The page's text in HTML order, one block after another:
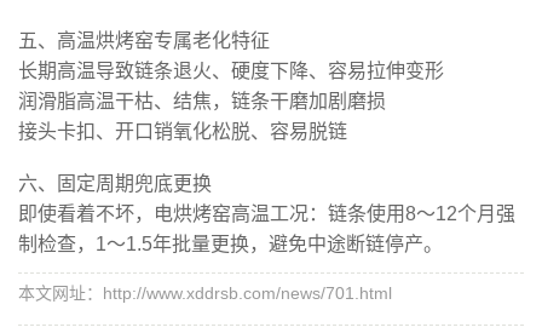
五、高温烘烤窑专属老化特征
长期高温导致链条退火、硬度下降、容易拉伸变形
润滑脂高温干枯、结焦，链条干磨加剧磨损
接头卡扣、开口销氧化松脱、容易脱链
六、固定周期兜底更换
即使看着不坏，电烘烤窑高温工况：链条使用8～12个月强
制检查，1～1.5年批量更换，避免中途断链停产。
本文网址：http://www.xddrsb.com/news/701.html